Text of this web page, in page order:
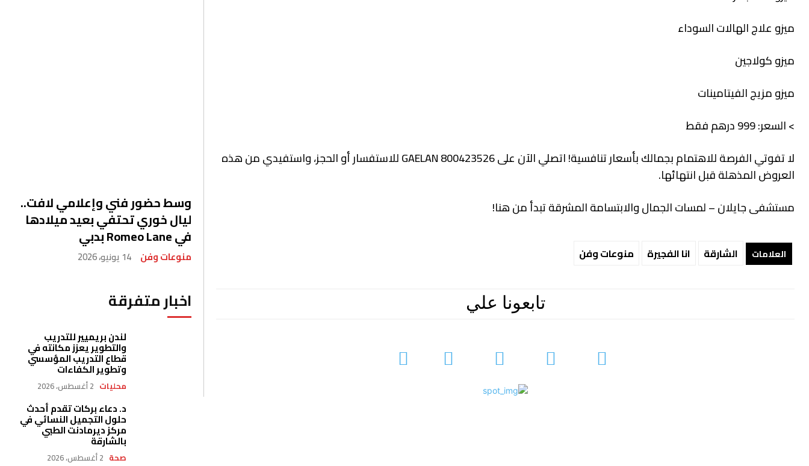
وسط حضور فني وإعلامي لافت..
ليال خوري تحتفي بعيد ميلادها
في Romeo Lane بدبي
منوعات وفن 14 يونيو، 2026
اخبار متفرقة
لندن بريميير للتدريب
والتطوير يعزز مكانته في
قطاع التدريب المؤسسي
وتطوير الكفاءات
محليات 2 أغسطس، 2026
د. دعاء بركات تقدم أحدث
حلول التجميل النسائي في
مركز ديرمادنت الطبي
بالشارقة
صحة 2 أغسطس، 2026
ميزو علاج الهالات السوداء
ميزو كولاجين
ميزو مزيج الفيتامينات
> السعر: 999 درهم فقط
لا تفوتي الفرصة للاهتمام بجمالك بأسعار تنافسية! اتصلي الآن على 800423526 GAELAN للاستفسار أو الحجز، واستفيدي من هذه
العروض المذهلة قبل انتهائها.
مستشفى جايلان – لمسات الجمال والابتسامة المشرقة تبدأ من هنا!
العلامات الشارقة انا الفجيرة منوعات وفن
تابعونا علي